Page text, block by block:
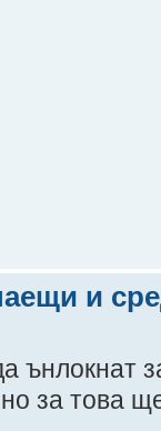
и
ънлокнат
за това